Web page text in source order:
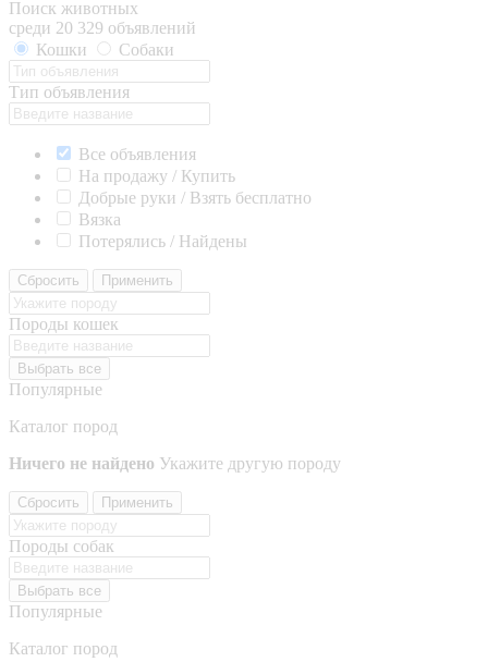
Поиск животных
среди 20 329 объявлений
Кошки
Собаки
Тип объявления
Все объявления
На продажу / Купить
Добрые руки / Взять бесплатно
Вязка
Потерялись / Найдены
Сбросить Применить
Породы кошек
Выбрать все
Популярные
Каталог пород
Ничего не найдено Укажите другую породу
Сбросить Применить
Породы собак
Выбрать все
Популярные
Каталог пород